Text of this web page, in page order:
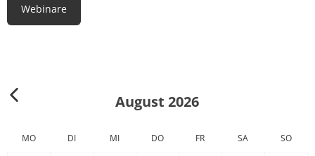
Webinare
August 2026
MO DI MI DO FR SA SO